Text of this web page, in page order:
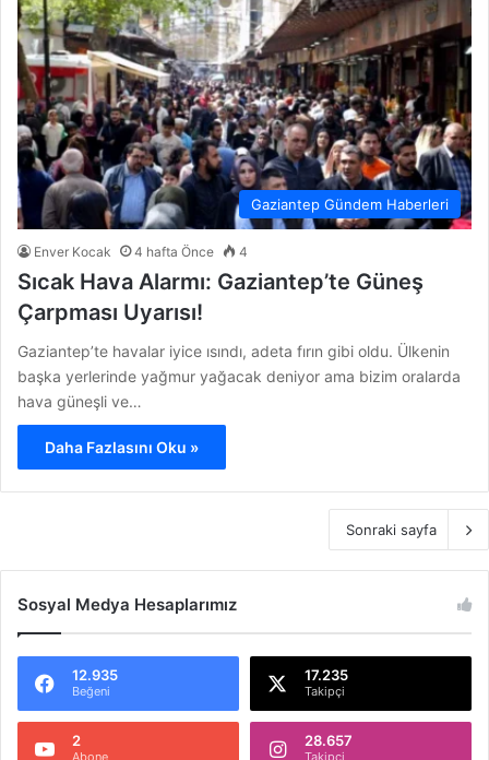
Gaziantep Gündem Haberleri
Enver Kocak 4 hafta Önce 4
Sıcak Hava Alarmı: Gaziantep’te Güneş
Çarpması Uyarısı!
Gaziantep’te havalar iyice ısındı, adeta fırın gibi oldu. Ülkenin
başka yerlerinde yağmur yağacak deniyor ama bizim oralarda
hava güneşli ve…
Daha Fazlasını Oku »
Sonraki sayfa
Sosyal Medya Hesaplarımız
12.935
Beğeni
17.235
Takipçi
2 28.657